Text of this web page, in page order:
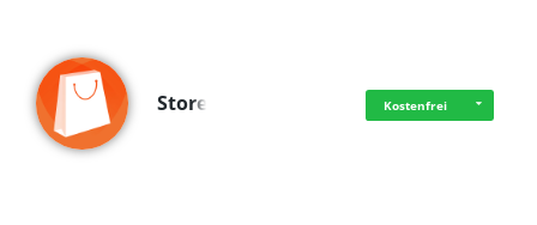
Store Kostenfrei